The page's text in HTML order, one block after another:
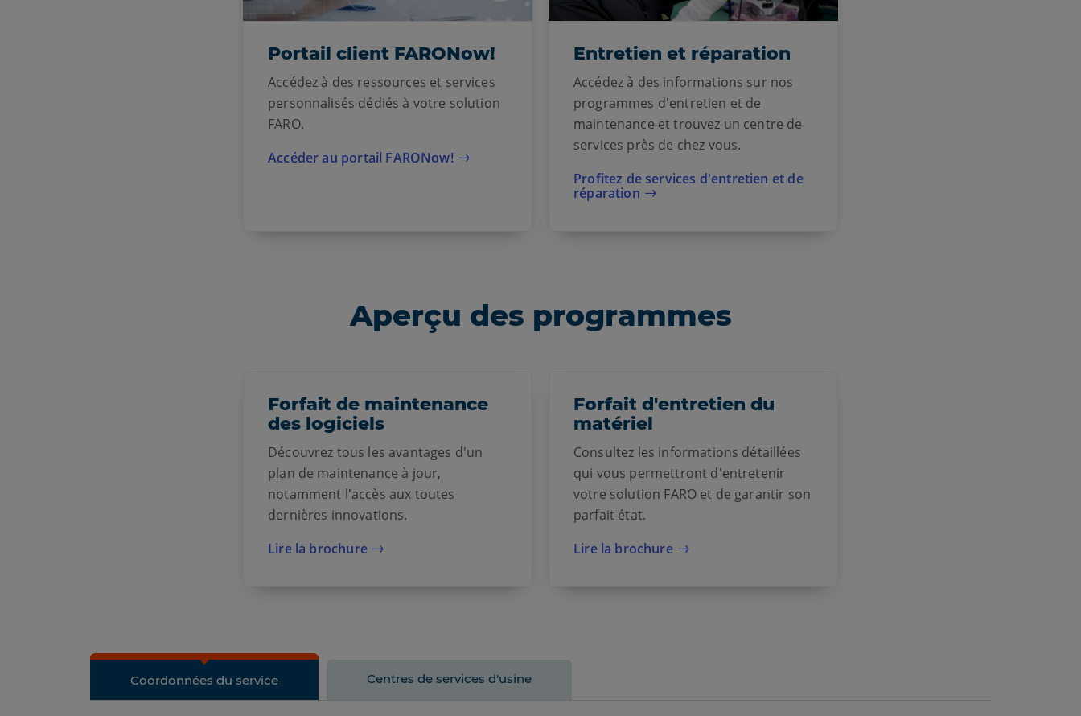
Portail client FARONow!
Accédez à des ressources et services
personnalisés dédiés à votre solution
FARO.
Accéder au portail FARONow!
Entretien et réparation
Accédez à des informations sur nos
programmes d'entretien et de
maintenance et trouvez un centre de
services près de chez vous.
Profitez de services d'entretien et de
réparation
Aperçu des programmes
Forfait de maintenance
des logiciels
Découvrez tous les avantages d'un
plan de maintenance à jour,
notamment l'accès aux toutes
dernières innovations.
Lire la brochure
Forfait d'entretien du
matériel
Consultez les informations détaillées
qui vous permettront d'entretenir
votre solution FARO et de garantir son
parfait état.
Lire la brochure
Coordonnées du service Centres de services d'usine